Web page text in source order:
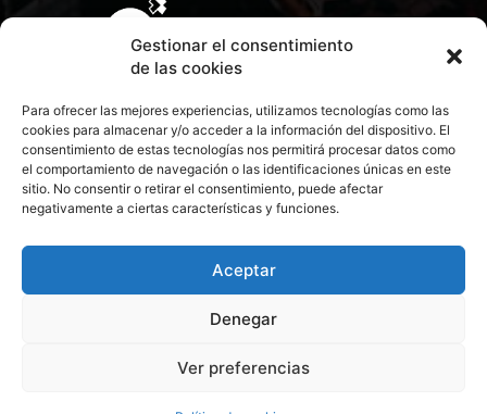
Gestionar el consentimiento
de las cookies
Para ofrecer las mejores experiencias, utilizamos tecnologías como las
cookies para almacenar y/o acceder a la información del dispositivo. El
consentimiento de estas tecnologías nos permitirá procesar datos como
el comportamiento de navegación o las identificaciones únicas en este
sitio. No consentir o retirar el consentimiento, puede afectar
negativamente a ciertas características y funciones.
Aceptar
Denegar
Ver preferencias
CONTACTA CON NOSOTROS